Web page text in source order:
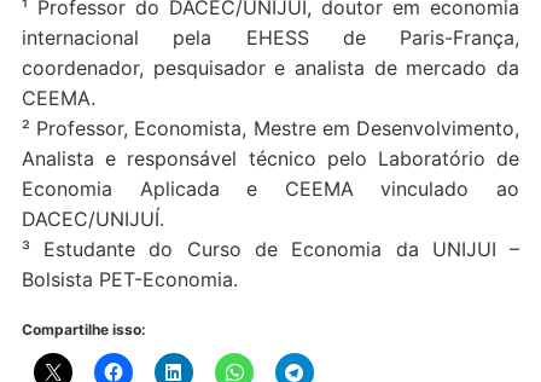
¹ Professor do DACEC/UNIJUI, doutor em economia
internacional pela EHESS de Paris-França,
coordenador, pesquisador e analista de mercado da
CEEMA.
² Professor, Economista, Mestre em Desenvolvimento,
Analista e responsável técnico pelo Laboratório de
Economia Aplicada e CEEMA vinculado ao
DACEC/UNIJUÍ.
³ Estudante do Curso de Economia da UNIJUI –
Bolsista PET-Economia.
Compartilhe isso: